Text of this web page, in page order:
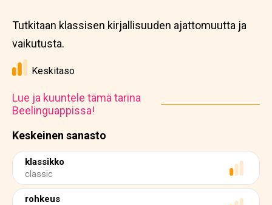
Keskeinen sanasto
klassikko
classic
rohkeus
Tutkitaan klassisen kirjallisuuden ajattomuutta ja
vaikutusta.
Keskitaso
Lue ja kuuntele tämä tarina
Beelinguappissa!